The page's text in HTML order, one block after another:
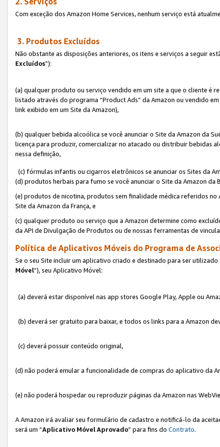
Com exceção dos Amazon Home Services, nenhum serviço está
3. Produtos Excluídos
Não obstante as disposições anteriores, os itens e serviços a seguir
Excluídos”):
(a) qualquer produto ou serviço vendido em um site a que o cliente é
listado através do programa “Product Ads” da Amazon ou vendido
link exibido em um Site da Amazon),
(b) qualquer bebida alcoólica se você anunciar o Site da Amazon da
licença para produzir, comercializar no atacado ou distribuir bebidas
nessa definição,
(c) fórmulas infantis ou cigarros eletrônicos se anunciar os Sites da
(d) produtos herbais para fumo se você anunciar o Site da Amazon da
(e) produtos de nicotina, produtos sem finalidade médica referidos no
Site da Amazon da França, e
(c) qualquer produto ou serviço que a Amazon determine como
da API de Divulgação de Produtos ou de nossas ferramentas de
Política de Aplicativos Móveis do Programa de
Se o seu Site incluir um aplicativo criado e destinado para ser
Móvel”), seu Aplicativo Móvel:
(a) deverá estar disponível nas app stores Google Play, Apple ou
(b) deverá ser gratuito para baixar, e todos os links para a Amazon
(c) deverá possuir conteúdo original,
(d) não poderá emular a funcionalidade de compras do aplicativo da
(e) não poderá hospedar ou reproduzir páginas da Amazon nas
A Amazon irá avaliar seu formulário de cadastro e notificá-lo da
será um “Aplicativo Móvel Aprovado” para fins do Contrato.